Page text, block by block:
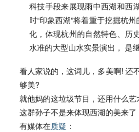
科技手段来展现雨中西湖和西
时“印象西湖”将着重于挖掘杭
化，体现杭州的自然特色、历
水准的大型山水实景演出， 是
看人家说的，这词儿，多美啊! 还
够美?
就他妈的这垃圾节目，还用什么
这群孙子不是来体现西湖的美来
有媒体在质疑 ：